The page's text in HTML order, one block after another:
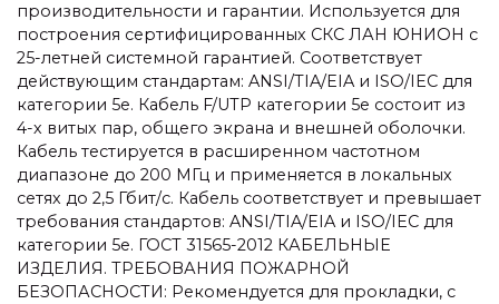
производительности и гарантии. Используется для
построения сертифицированных СКС ЛАН ЮНИОН с
25-летней системной гарантией. Соответствует
действующим стандартам: ANSI/TIA/EIA и ISO/IEC для
категории 5е. Кабель F/UTP категории 5e состоит из
4-х витых пар, общего экрана и внешней оболочки.
Кабель тестируется в расширенном частотном
диапазоне до 200 МГц и применяется в локальных
сетях до 2,5 Гбит/с. Кабель соответствует и превышает
требования стандартов: ANSI/TIA/EIA и ISO/IEC для
категории 5е. ГОСТ 31565-2012 КАБЕЛЬНЫЕ
ИЗДЕЛИЯ. ТРЕБОВАНИЯ ПОЖАРНОЙ
БЕЗОПАСНОСТИ: Рекомендуется для прокладки, с